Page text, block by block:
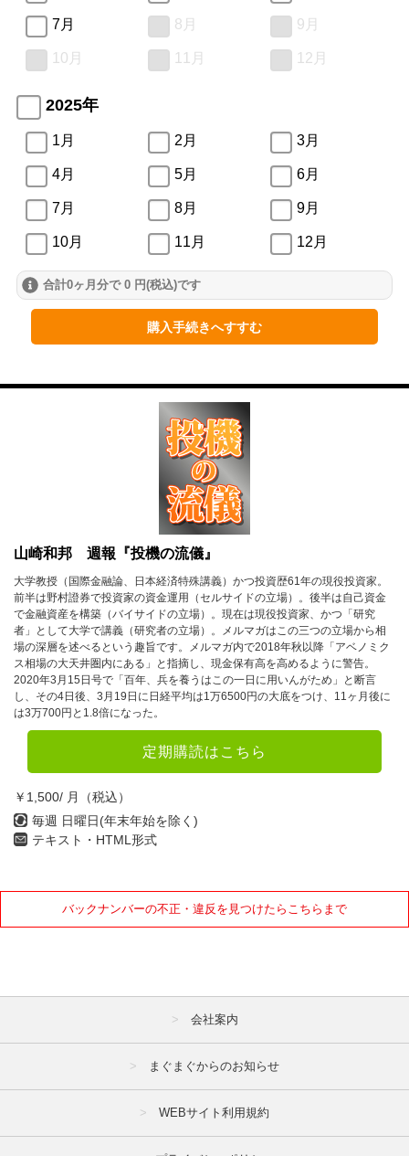
山崎和邦 週報『投機の流儀』
大学教授（国際金融論、日本経済特殊講義）かつ投資歴61年の現役投資家。
前半は野村證券で投資家の資金運用（セルサイドの立場）。後半は自己資金
で金融資産を構築（バイサイドの立場）。現在は現役投資家、かつ「研究
者」として大学で講義（研究者の立場）。メルマガはこの三つの立場から相
場の深層を述べるという趣旨です。メルマガ内で2018年秋以降「アベノミク
ス相場の大天井圏内にある」と指摘し、現金保有高を高めるように警告。
2020年3月15日号で「百年、兵を養うはこの一日に用いんがため」と断言
し、その4日後、3月19日に日経平均は1万6500円の大底をつけ、11ヶ月後に
は3万700円と1.8倍になった。
定期購読はこちら
￥1,500/ 月（税込）
毎週 日曜日(年末年始を除く)
テキスト・HTML形式
バックナンバーの不正・違反を見つけたらこちらまで
7月 8月 9月
10月 11月 12月
2025年
1月 2月 3月
4月 5月 6月
7月 8月 9月
10月 11月 12月
2024年
2月
7月 8月 9月
11月
2月
5月
7月 8月 9月
10月 11月 12月
2022年
1月 2月 3月
8月
10月
2021年
4月 5月 6月
2月
4月 5月 6月
合計0ヶ月分で 0 円(税込)です
購入手続きへすすむ
会社案内
まぐまぐからのお知らせ
WEBサイト利用規約